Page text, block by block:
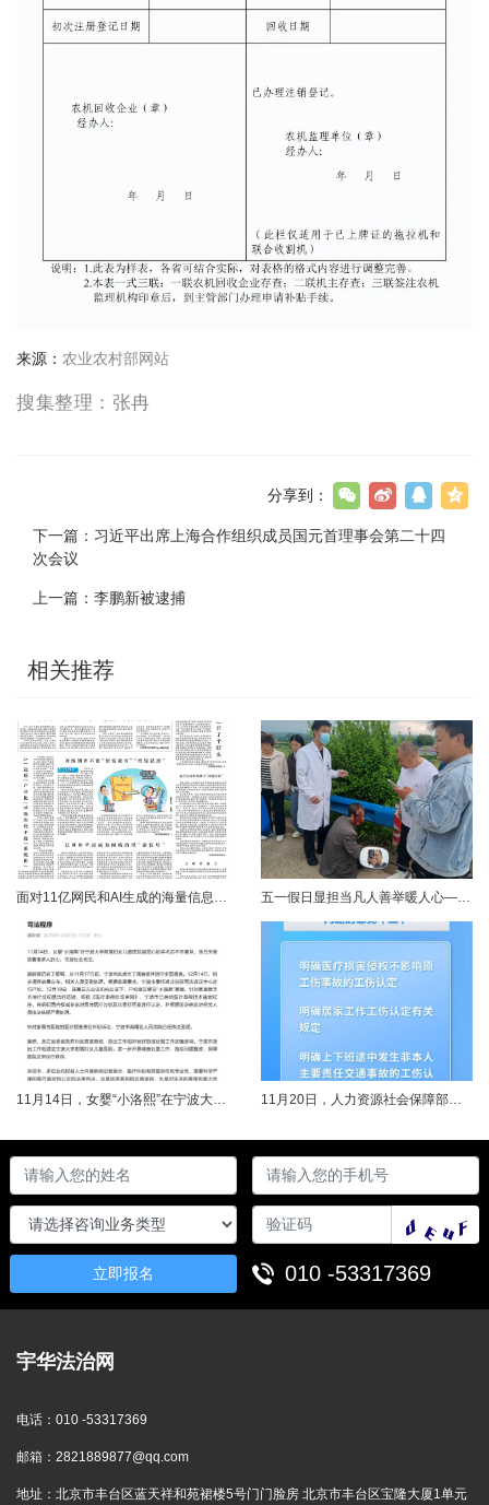
来源： 农业农村部网站
搜集整理：张冉
分享到：
下一篇： 习近平出席上海合作组织成员国元首理事会第二十四
次会议
上一篇： 李鹏新被逮捕
相关推荐
面对11亿网民和AI生成的海量信息，如何更有效地打击色情、赌博、侵权、谣言等不良信息，确保网民的安全感和获得感持续“在线”？对这一网络治理之问，网信部门给出了清晰答案：用好网络举报这一关键抓手，推动“被动受理”转向“主动共治”，让群众监督的“微光”汇聚成净化网络生态的“洪流”。网络空间点多、线长、面广，平台规则再严密，监管部门再“给力”，也会有偶尔覆盖不到的角落。然而，在人民群众的敏锐感知面前，不...... 五一假日显担当凡人善举暖人心——渑池两名公职人员路遇车祸紧急施救2026年5月2日，五一假期期间，渑池县林业局职工范文杰、城管局职工关磊途经洛宁县景阳镇孙洞村时，偶遇一起交通事故。现场汽车与电动车相撞，骑行车主倒地受伤、头部流血，情况十分危急。危急时刻，二人毫不犹豫靠边停车，迅速上前查看伤情、安抚伤者，现场设置警戒防范二次事故，同步拨打120、110并联系伤者家属，全程坚守陪护、有序处置。直至家属......
立即报名 010 -53317369
宇华法治网
电话： 010 -53317369
邮箱： 2821889877@qq.com
地址： 北京市丰台区蓝天祥和苑裙楼5号门门脸房 北京市丰台区宝隆大厦1单元